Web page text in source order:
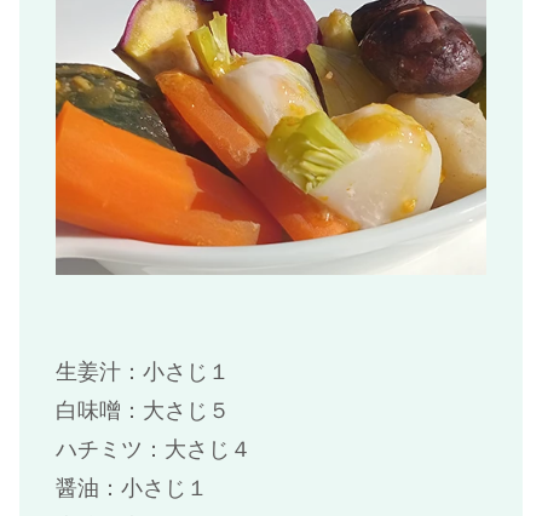
生姜汁：小さじ１
白味噌：大さじ５
ハチミツ：大さじ４
醤油：小さじ１